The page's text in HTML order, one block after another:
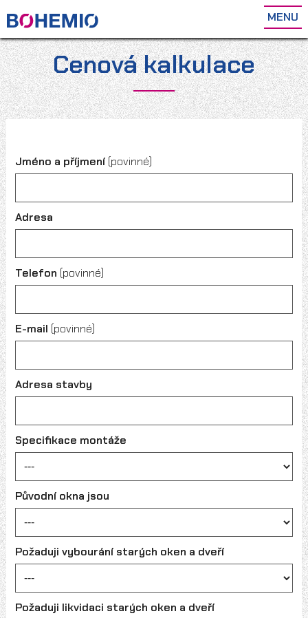
MENU
Cenová kalkulace
Jméno a příjmení (povinné)
Adresa
Telefon (povinné)
E-mail (povinné)
Adresa stavby
Specifikace montáže
Původní okna jsou
Požaduji vybourání starých oken a dveří
Požaduji likvidaci starých oken a dveří